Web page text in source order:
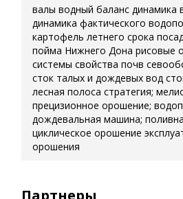
валы водный баланс динамика
динамика фактического
картофель летнего срока
пойма Нижнего Дона рисовые
системы свойства почв
сток талых и дождевых вод
лесная полоса стратегия;
прецизионное орошение;
дождевальная машина;
циклическое орошение
орошения
Партнеры